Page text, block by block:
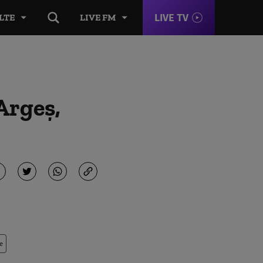
LIVE FM LIVE TV